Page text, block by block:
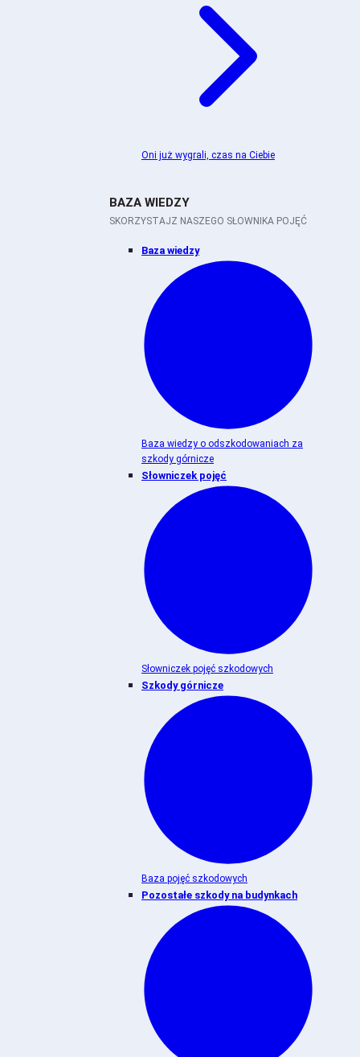
Oni już wygrali, czas na Ciebie
BAZA WIEDZY
SKORZYSTAJZ NASZEGO SŁOWNIKA POJĘĆ
Baza wiedzy
Baza wiedzy o odszkodowaniach za
szkody górnicze
Słowniczek pojęć
Słowniczek pojęć szkodowych
Szkody górnicze
Baza pojęć szkodowych
Pozostałe szkody na budynkach